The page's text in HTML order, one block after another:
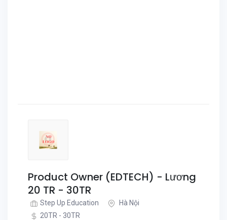
Product Owner (EDTECH) - Lương
20 TR - 30TR
Step Up Education
Hà Nội
20TR - 30TR